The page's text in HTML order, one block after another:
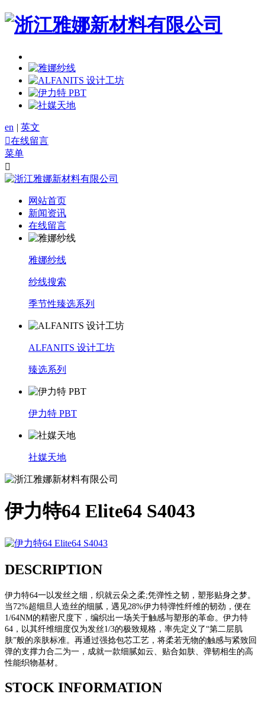
en | 英文
在线留言
菜单

网站首页
新闻资讯
在线留言
雅娜纱线
纱线搜索
季节性臻选系列
ALFANITS 设计工坊
臻选系列
伊力特 PBT
社媒天地
伊力特64 Elite64 S4043
DESCRIPTION
伊力特64一以发丝之细，织就云朵之柔;凭弹性之韧，塑形贴身之梦。
当72%超细旦人造丝的细腻，遇见28%伊力特弹性纤维的韧劲，便在
1/64NM的精密尺度下，编织出一场关于触感与塑形的革命。伊力特
64，以其纤维细度仅为发丝1/3的极致规格，率先定义了“第二层肌
肤”般的亲肤标准。再通过强捻包芯工艺，将柔若无物的触感与紧致回
弹的支撑力合二为一，成就一款细腻如云、贴合如肤、弹韧相生的高
性能织物基材。
STOCK INFORMATION